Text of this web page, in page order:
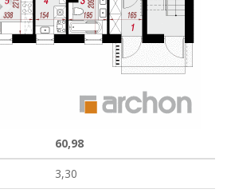
60,98
3,30